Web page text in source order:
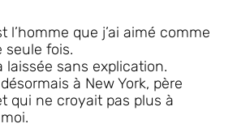
l’homme que j’ai aimé comme
seule fois.
laissée sans explication.
à New York, père
qui ne croyait pas plus à